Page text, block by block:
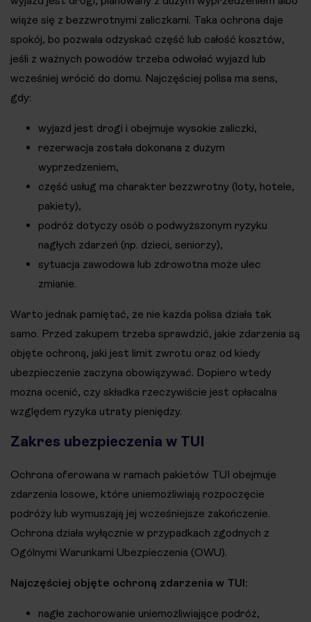
wiąże się z bezzwrotnymi zaliczkami. Taka ochrona daje
spokój, bo pozwala odzyskać część lub całość kosztów,
jeśli z ważnych powodów trzeba odwołać wyjazd lub
wcześniej wrócić do domu. Najczęściej polisa ma sens,
gdy:
wyjazd jest drogi i obejmuje wysokie zaliczki,
rezerwacja została dokonana z dużym
wyprzedzeniem,
część usług ma charakter bezzwrotny (loty, hotele,
pakiety),
podróż dotyczy osób o podwyższonym ryzyku
nagłych zdarzeń (np. dzieci, seniorzy),
sytuacja zawodowa lub zdrowotna może ulec
zmianie.
Warto jednak pamiętać, że nie każda polisa działa tak
samo. Przed zakupem trzeba sprawdzić, jakie zdarzenia są
objęte ochroną, jaki jest limit zwrotu oraz od kiedy
ubezpieczenie zaczyna obowiązywać. Dopiero wtedy
można ocenić, czy składka rzeczywiście jest opłacalna
względem ryzyka utraty pieniędzy.
Zakres ubezpieczenia w TUI
Ochrona oferowana w ramach pakietów TUI obejmuje
zdarzenia losowe, które uniemożliwiają rozpoczęcie
podróży lub wymuszają jej wcześniejsze zakończenie.
Ochrona działa wyłącznie w przypadkach zgodnych z
Ogólnymi Warunkami Ubezpieczenia (OWU).
Najczęściej objęte ochroną zdarzenia w TUI:
nagłe zachorowanie uniemożliwiające podróż,